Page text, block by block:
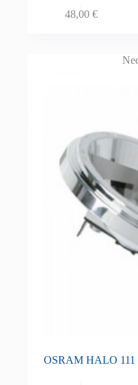
48,00 €
OSRAM HALO 111